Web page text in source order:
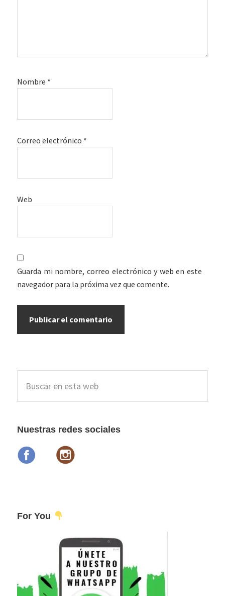
Nombre *
Correo electrónico *
Web
Guarda mi nombre, correo electrónico y web en este
navegador para la próxima vez que comente.
Barra
lateral
esta
Nuestras redes sociales
For You